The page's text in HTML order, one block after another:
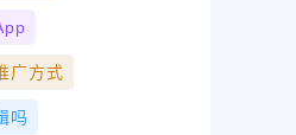
广方式
吗